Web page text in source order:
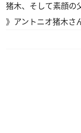
猪木、そして素顔の
》 アントニオ猪木さ